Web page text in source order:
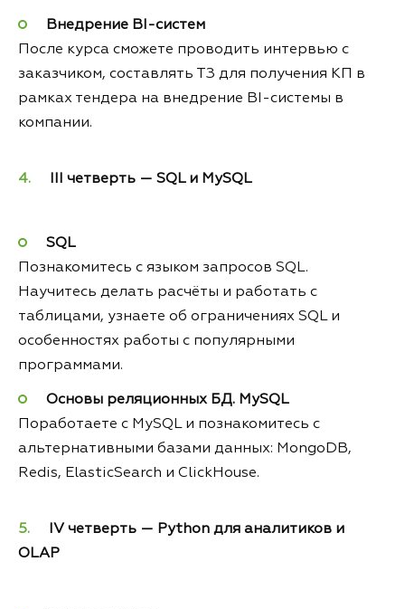
Внедрение BI-систем
После курса сможете проводить интервью с
заказчиком, составлять ТЗ для получения КП в
рамках тендера на внедрение BI-системы в
компании.
III четверть — SQL и MySQL
SQL
Познакомитесь с языком запросов SQL.
Научитесь делать расчёты и работать с
таблицами, узнаете об ограничениях SQL и
особенностях работы с популярными
программами.
Основы реляционных БД. MySQL
Поработаете с MySQL и познакомитесь с
альтернативными базами данных: MongoDB,
Redis, ElasticSearch и ClickHouse.
IV четверть — Python для аналитиков и
OLAP